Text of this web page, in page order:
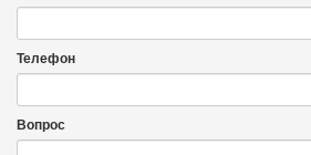
Телефон
Вопрос